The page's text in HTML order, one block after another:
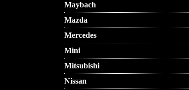
Maybach
Mazda
Mercedes
Mini
Mitsubishi
Nissan